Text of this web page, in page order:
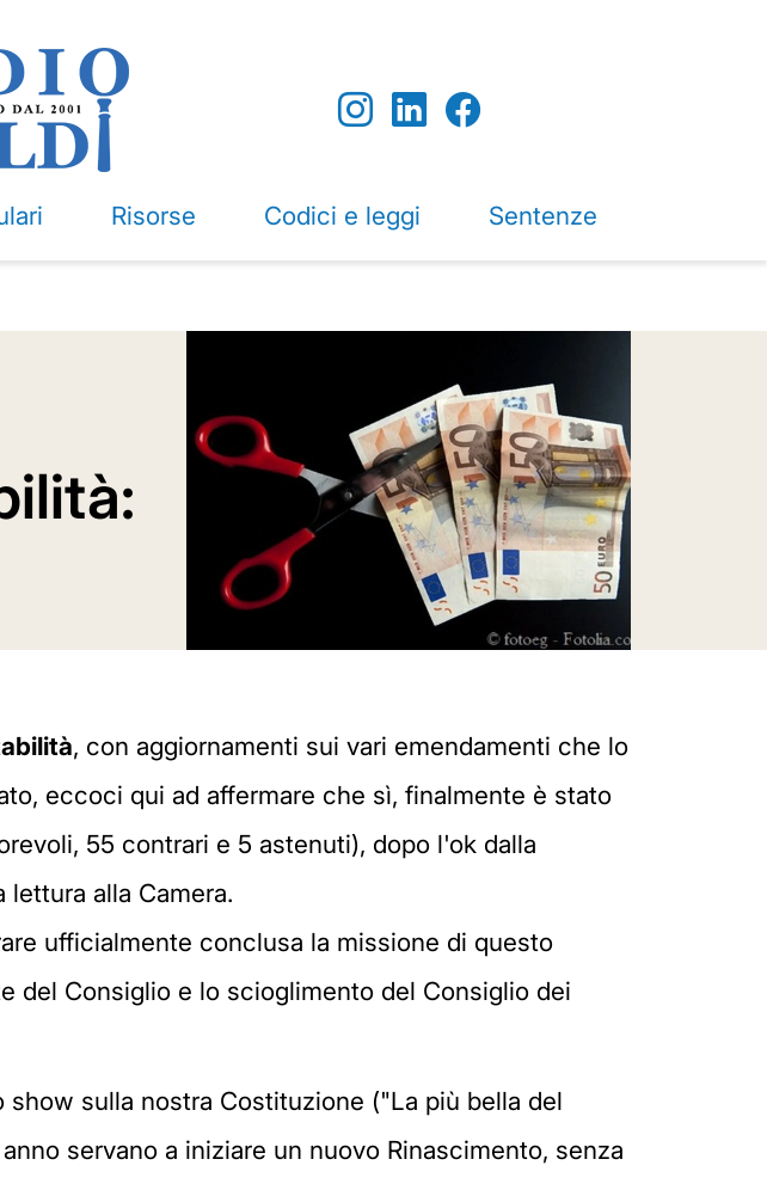
Risorse Codici e leggi Sentenze
, con aggiornamenti sui vari emendamenti che lo
eccoci qui ad affermare che sì, finalmente è stato
55 contrari e 5 astenuti), dopo l'ok dalla
alla Camera.
ufficialmente conclusa la missione di questo
del Consiglio e lo scioglimento del Consiglio dei
sulla nostra Costituzione ("La più bella del
servano a iniziare un nuovo Rinascimento, senza